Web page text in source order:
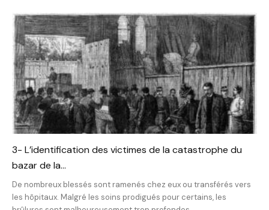
3- L’identification des victimes de la catastrophe du
bazar de la...
De nombreux blessés sont ramenés chez eux ou transférés vers
les hôpitaux. Malgré les soins prodigués pour certains, les